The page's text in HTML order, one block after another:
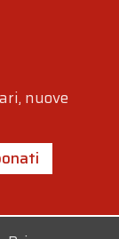
nuove